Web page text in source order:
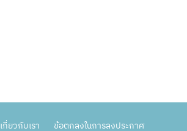
เกี่ยวกับเรา ข้อตกลงในการลงประกาศ